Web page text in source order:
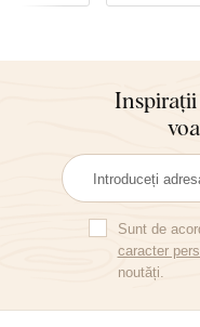
Sunt de
caracter
noutăți.